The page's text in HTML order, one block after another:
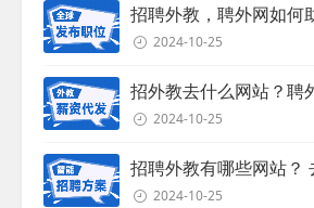
2024-10-25
2024-10-25
2024-10-25